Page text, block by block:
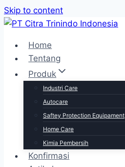
Skip to content
Home
Tentang
Produk
Industri Care
Autocare
Saftey Protection Equipament
Home Care
Kimia Pembersih
Konfirmasi